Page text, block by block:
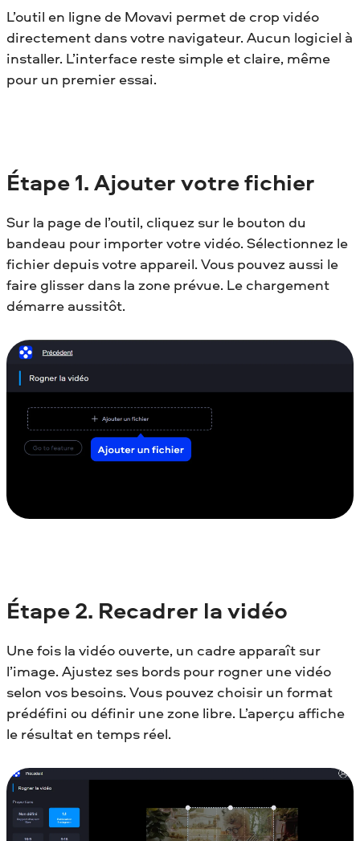
L’outil en ligne de Movavi permet de crop vidéo
directement dans votre navigateur. Aucun logiciel à
installer. L’interface reste simple et claire, même
pour un premier essai.
Étape1. Ajouter votre fichier
Sur la page de l’outil, cliquez sur le bouton du
bandeau pour importer votre vidéo. Sélectionnez le
fichier depuis votre appareil. Vous pouvez aussi le
faire glisser dans la zone prévue. Le chargement
démarre aussitôt.
Étape2. Recadrer la vidéo
Une fois la vidéo ouverte, un cadre apparaît sur
l’image. Ajustez ses bords pour rogner une vidéo
selon vos besoins. Vous pouvez choisir un format
prédéfini ou définir une zone libre. L’aperçu affiche
le résultat en temps réel.